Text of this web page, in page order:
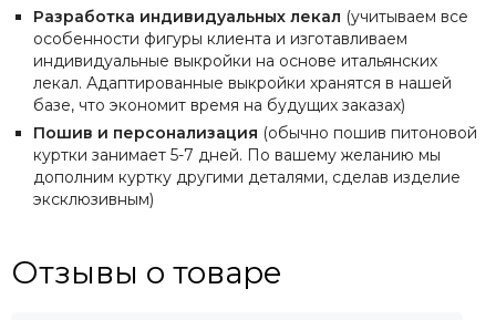
Разработка индивидуальных лекал (учитываем все
особенности фигуры клиента и изготавливаем
индивидуальные выкройки на основе итальянских
лекал. Адаптированные выкройки хранятся в нашей
базе, что экономит время на будущих заказах)
Пошив и персонализация (обычно пошив питоновой
куртки занимает 5-7 дней. По вашему желанию мы
дополним куртку другими деталями, сделав изделие
эксклюзивным)
Отзывы о товаре